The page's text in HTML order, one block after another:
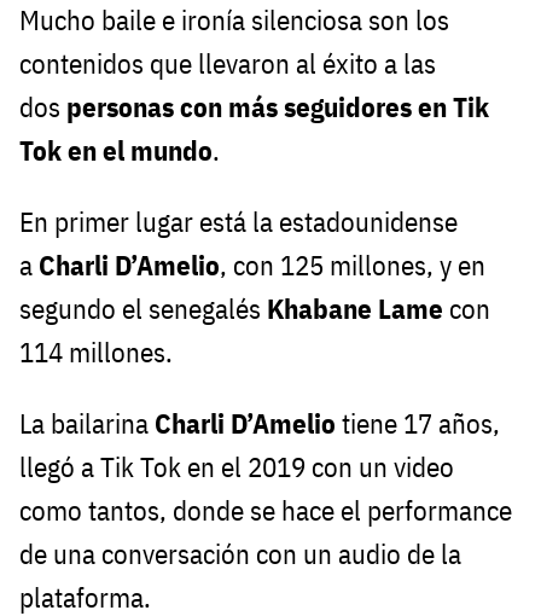
Mucho baile e ironía silenciosa son los
contenidos que llevaron al éxito a las
dos personas con más seguidores en Tik
Tok en el mundo.
En primer lugar está la estadounidense
a Charli D’Amelio, con 125 millones, y en
segundo el senegalés Khabane Lame con
114 millones.
La bailarina Charli D’Amelio tiene 17 años,
llegó a Tik Tok en el 2019 con un video
como tantos, donde se hace el performance
de una conversación con un audio de la
plataforma.